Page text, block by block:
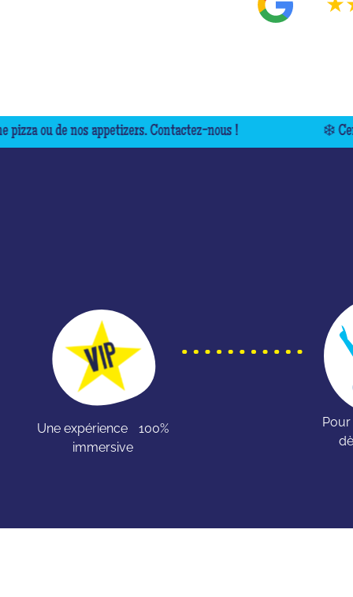
Contactez-nous ! ❄️ Centre climatisé !
Une expérience 100%
immersive